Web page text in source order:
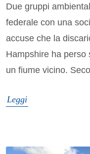
Due gruppi
federale con una
accuse che la
Hampshire ha perso
un fiume vicino.
Leggi